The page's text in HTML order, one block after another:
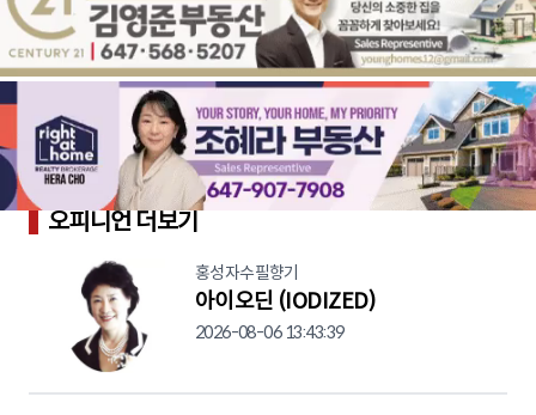
오피니언 더보기
홍성자수필향기
아이오딘 (IODIZED)
2026-08-06 13:43:39